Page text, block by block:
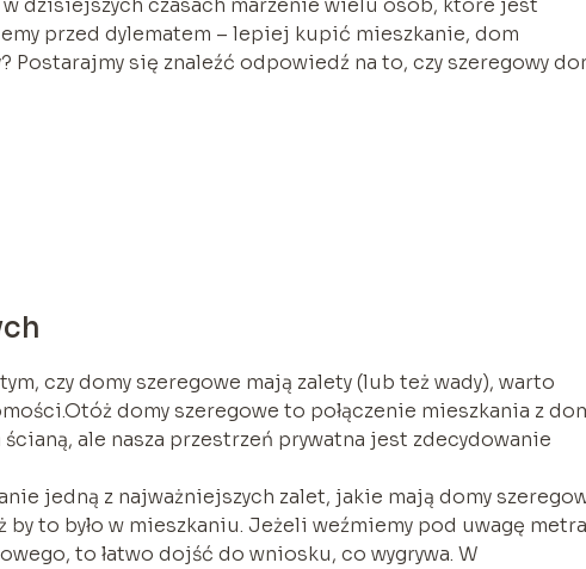
dzisiejszych czasach marzenie wielu osób, które jest
przed dylematem – lepiej kupić mieszkanie, dom
Postarajmy się znaleźć odpowiedź na to, czy szeregowy
czy domy szeregowe mają zalety (lub też wady), warto
domy szeregowe to połączenie mieszkania z
ale nasza przestrzeń prywatna jest zdecydowanie
jedną z najważniejszych zalet, jakie mają domy
to było w mieszkaniu. Jeżeli weźmiemy pod uwagę
to łatwo dojść do wniosku, co wygrywa. W